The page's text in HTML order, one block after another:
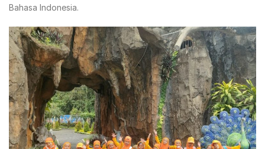
Bahasa Indonesia.